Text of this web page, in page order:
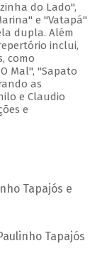
do Lado",
e "Vatapá"
dupla. Além
inclui,
como
Mal", "Sapato
as
e Claudio
e
Tapajós e
Tapajós